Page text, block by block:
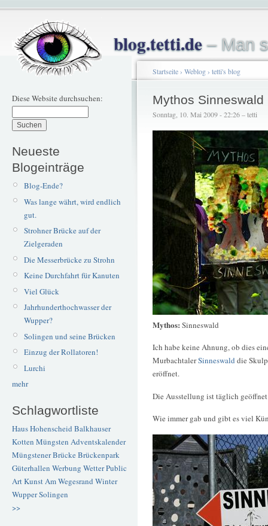
blog.tetti.de– Man
Diese Website durchsuchen:
Neueste
Blogeinträge
Blog-Ende?
Was lange währt, wird endlich
gut.
Strohner Brücke auf der
Zielgeraden
Die Messerbrücke zu Strohn
Keine Durchfahrt für Kanuten
Viel Glück
Jahrhunderthochwasser der
Wupper?
Solingen und seine Brücken
Einzug der Rollatoren!
Lurchi
mehr
Schlagwortliste
Haus Hohenscheid Balkhauser
Kotten Müngsten Adventskalender
Müngstener BrückeBrückenpark
Güterhallen Werbung WetterPublic
ArtKunstAm Wegesrand Winter
WupperSolingen
>>
Startseite› Weblog› tetti's blog
Mythos Sinneswald
Sonntag, 10. Mai 2009 - 22:26 – tetti
Mythos: Sinneswald
Ich habe keine Ahnung, ob dies
MurbachtalerSinneswald die
eröffnet.
Die Ausstellung ist täglich
Wie immer gab und gibt es viel